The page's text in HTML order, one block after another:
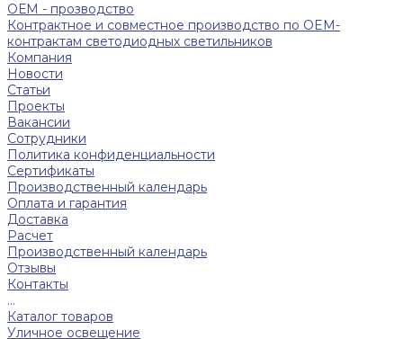
ОЕМ - прозводство
Контрактное и совместное производство по OEM-
контрактам светодиодных светильников
Компания
Новости
Статьи
Проекты
Вакансии
Сотрудники
Политика конфиденциальности
Сертификаты
Производственный календарь
Оплата и гарантия
Доставка
Расчет
Производственный календарь
Отзывы
Контакты
...
Каталог товаров
Уличное освещение